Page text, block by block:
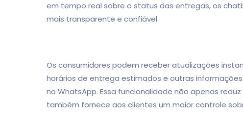
em tempo real sobre o status das entregas, os
mais transparente e confiável.
Os consumidores podem receber atualizações
horários de entrega estimados e outras
no WhatsApp. Essa funcionalidade não apenas
também fornece aos clientes um maior controle